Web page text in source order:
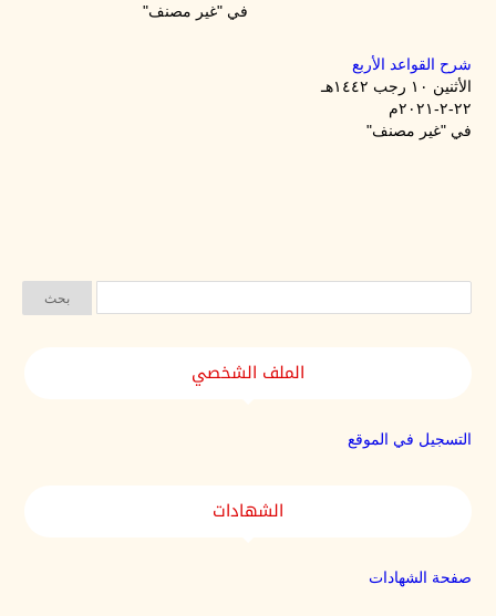
في "غير مصنف"
شرح القواعد الأربع
الأثنين ۱۰ رجب ۱٤٤۲هـ
۲۲-۲-۲۰۲۱م
في "غير مصنف"
الملف الشخصي
التسجيل في الموقع
الشهادات
صفحة الشهادات